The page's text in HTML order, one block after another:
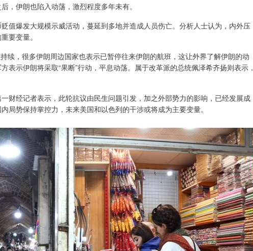
，伊朗也陷入动荡，激烈程度多年未有。
值爆发大规模示威活动，蔓延到多地并造成人员伤亡。分析人士认为，内外压
要变量。
续，很多伊朗周边国家也表示已暂停往来伊朗的航班，这让外界了解伊朗的动
表示伊朗将采取“果断”行动，平息动荡。属于改革派的总统佩泽希齐扬则表示，
财经记者表示，此轮抗议由民生问题引发，加之外部势力的影响，已经发展成
局势保持掌控力，未来美国和以色列的干涉或将成为主要变量。
200.89 1.42% 沪深300